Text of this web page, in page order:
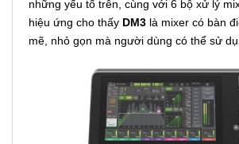
những yếu tố trên, cùng với 6 bộ xử lý
hiệu ứng cho thấy DM3 là mixer có bàn
mẽ, nhỏ gọn mà người dùng có thể sử